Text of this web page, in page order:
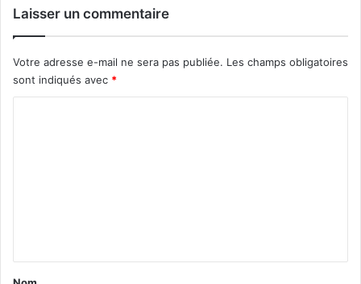
Laisser un commentaire
Votre adresse e-mail ne sera pas publiée. Les champs obligatoires
sont indiqués avec *
a